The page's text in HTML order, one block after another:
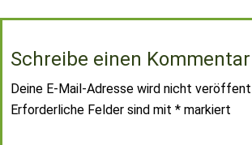
Schreibe einen Kommentar
Deine E-Mail-Adresse wird nicht
Erforderliche Felder sind mit * markiert